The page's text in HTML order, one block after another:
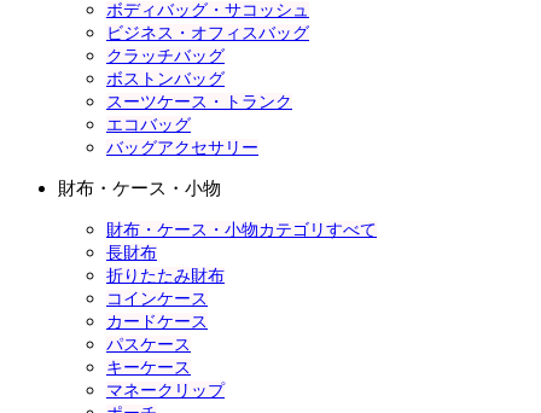
ボディバッグ・サコッシュ
ビジネス・オフィスバッグ
クラッチバッグ
ボストンバッグ
スーツケース・トランク
エコバッグ
バッグアクセサリー
財布・ケース・小物
財布・ケース・小物カテゴリすべて
長財布
折りたたみ財布
コインケース
カードケース
パスケース
キーケース
マネークリップ